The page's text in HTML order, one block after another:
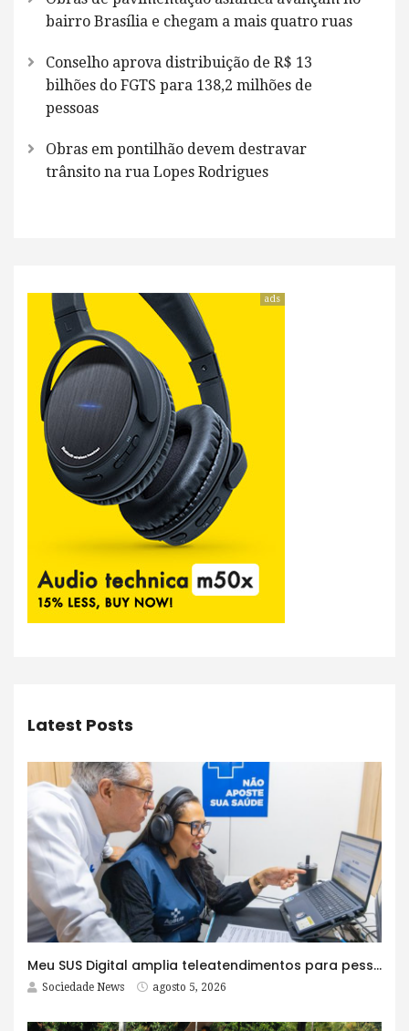
bairro Brasília e chegam a mais quatro ruas
Conselho aprova distribuição de R$ 13
bilhões do FGTS para 138,2 milhões de
pessoas
Obras em pontilhão devem destravar
trânsito na rua Lopes Rodrigues
ads
Latest Posts
Meu SUS Digital amplia teleatendimentos para pessoas com problemas com jogos e apostas
Sociedade News agosto 5, 2026